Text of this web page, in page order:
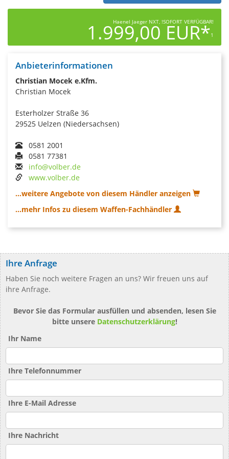
Haenel Jaeger NXT, !SOFORT VERFÜGBAR!
1.999,00 EUR*1
Anbieterinformationen
Christian Mocek e.Kfm.
Christian Mocek
Esterholzer Straße 36
29525 Uelzen (Niedersachsen)
0581 2001
0581 77381
info@volber.de
www.volber.de
...weitere Angebote von diesem Händler anzeigen
...mehr Infos zu diesem Waffen-Fachhändler
Ihre Anfrage
Haben Sie noch weitere Fragen an uns? Wir freuen uns auf
ihre Anfrage.
Bevor Sie das Formular ausfüllen und absenden, lesen Sie
bitte unsere Datenschutzerklärung!
Ihr Name
Ihre Telefonnummer
Ihre E-Mail Adresse
Ihre Nachricht